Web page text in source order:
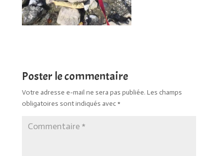
Poster le commentaire
Votre adresse e-mail ne sera pas publiée. Les champs
obligatoires sont indiqués avec *